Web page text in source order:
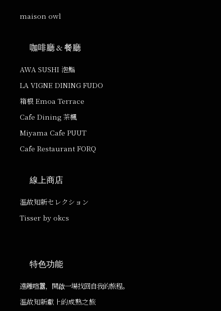
maison owl
咖啡廳 & 餐廳
AWA SUSHI 泡鮨
LA VIGNE DINING FUDO
箱根 Emoa Terrace
Cafe Dining 茶楓
Miyama Cafe PUUT
Cafe Restaurant FORQ
線上商店
温故知新セレクション
Tisser by okcs
特色功能
遠離喧囂，開啟一場找回自我的旅程。
温故知新獻上的成熟之旅